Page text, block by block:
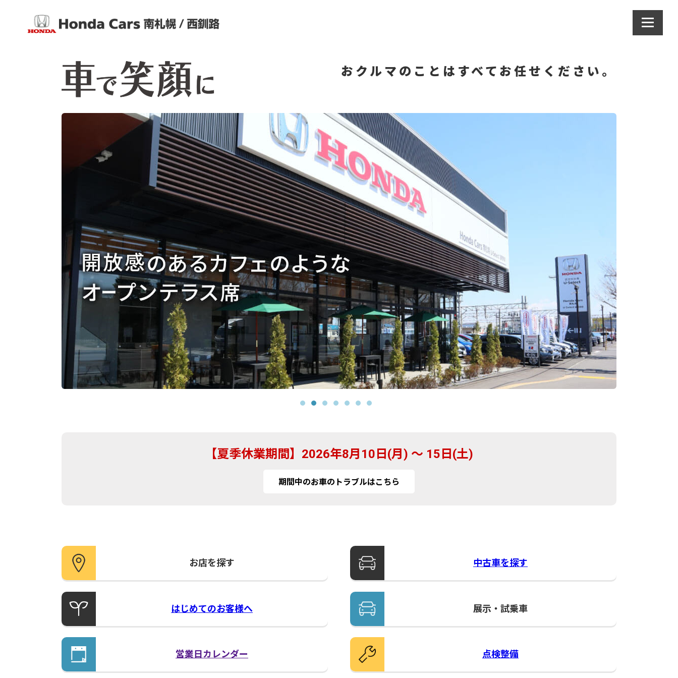
おクルマのことは すべてお任せください。
夏季休業期間 2026年8月10日(月) ～ 15日(土)
期間中のお車のトラブルはこちら
お店を探す 中古車を探す
はじめてのお客様へ 展示・試乗車
営業日 カレンダー 点検整備